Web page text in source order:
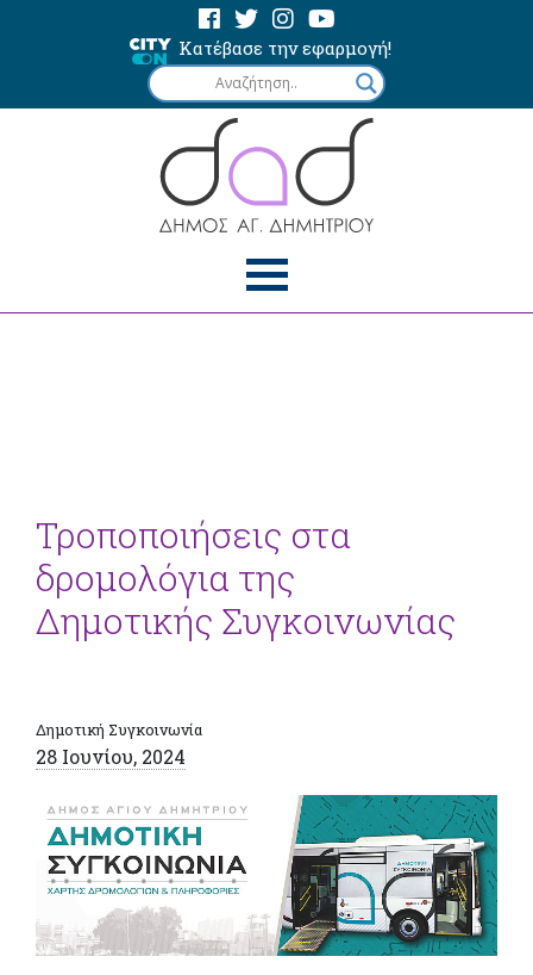
Κατέβασε την εφαρμογή!
Τροποποιήσεις στα
δρομολόγια της
Δημοτικής Συγκοινωνίας
Δημοτική Συγκοινωνία
28 Ιουνίου, 2024